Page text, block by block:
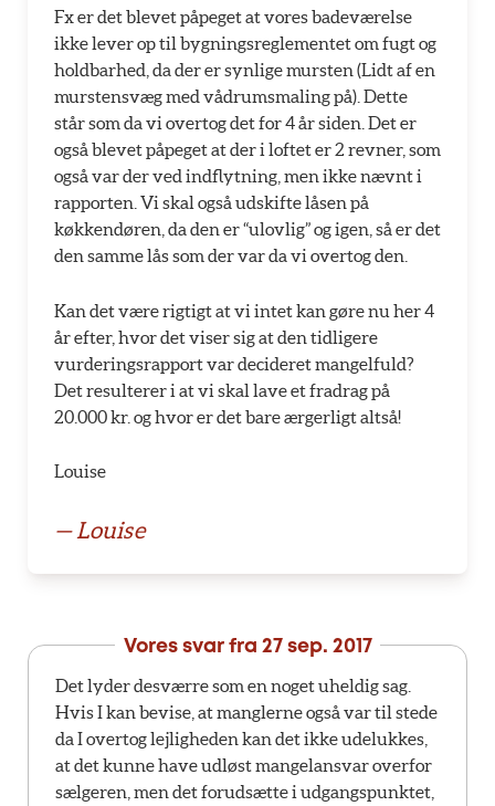
Fx er det blevet påpeget at vores badeværelse
ikke lever op til bygningsreglementet om fugt og
holdbarhed, da der er synlige mursten (Lidt af en
murstensvæg med vådrumsmaling på). Dette
står som da vi overtog det for 4 år siden. Det er
også blevet påpeget at der i loftet er 2 revner, som
også var der ved indflytning, men ikke nævnt i
rapporten. Vi skal også udskifte låsen på
køkkendøren, da den er “ulovlig” og igen, så er det
den samme lås som der var da vi overtog den.
Kan det være rigtigt at vi intet kan gøre nu her 4
år efter, hvor det viser sig at den tidligere
vurderingsrapport var decideret mangelfuld?
Det resulterer i at vi skal lave et fradrag på
20.000 kr. og hvor er det bare ærgerligt altså!
Louise
— Louise
Vores svar fra 27 sep. 2017
Det lyder desværre som en noget uheldig sag.
Hvis I kan bevise, at manglerne også var til stede
da I overtog lejligheden kan det ikke udelukkes,
at det kunne have udløst mangelansvar overfor
sælgeren, men det forudsætte i udgangspunktet,